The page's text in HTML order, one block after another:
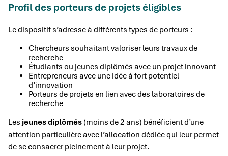
Profil des porteurs de projets éligibles
Le dispositif s’adresse à différents types de porteurs :
Chercheurs souhaitant valoriser leurs travaux de
recherche
Étudiants ou jeunes diplômés avec un projet innovant
Entrepreneurs avec une idée à fort potentiel
d’innovation
Porteurs de projets en lien avec des laboratoires de
recherche
Les jeunes diplômés (moins de 2 ans) bénéficient d’une
attention particulière avec l’allocation dédiée qui leur permet
de se consacrer pleinement à leur projet.